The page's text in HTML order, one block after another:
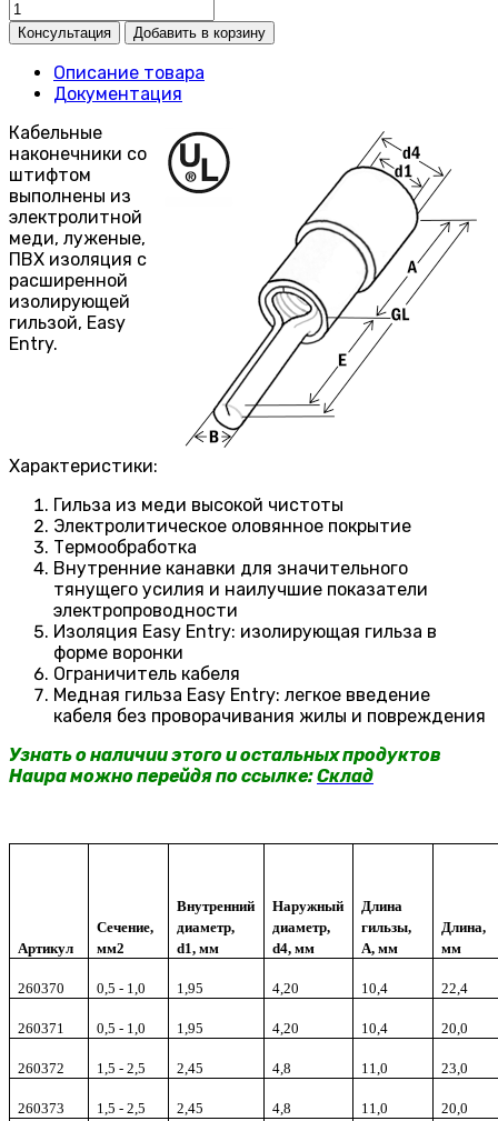
Описание товара
Документация
Кабельные
наконечники со
штифтом
выполнены из
электролитной
меди, луженые,
ПВХ изоляция с
расширенной
изолирующей
гильзой, Easy
Entry.
Характеристики:
Гильза из меди высокой чистоты
Электролитическое оловянное покрытие
Термообработка
Внутренние канавки для значительного
тянущего усилия и наилучшие показатели
электропроводности
Изоляция Easy Entry: изолирующая гильза в
форме воронки
Ограничитель кабеля
Медная гильза Easy Entry: легкое введение
кабеля без проворачивания жилы и повреждения
Узнать о наличии этого и остальных продуктов
Haupa можно перейдя по ссылке:Склад
Артикул
Сечение,
мм2
Внутренний
диаметр,
d1, мм
Наружный
диаметр,
d4, мм
Длина
гильзы,
A, мм
Длина,
мм
260370 0,5 - 1,0 1,95 4,20 10,4 22,4
260371 0,5 - 1,0 1,95 4,20 10,4 20,0
260372 1,5 - 2,5 2,45 4,8 11,0 23,0
260373 1,5 - 2,5 2,45 4,8 11,0 20,0